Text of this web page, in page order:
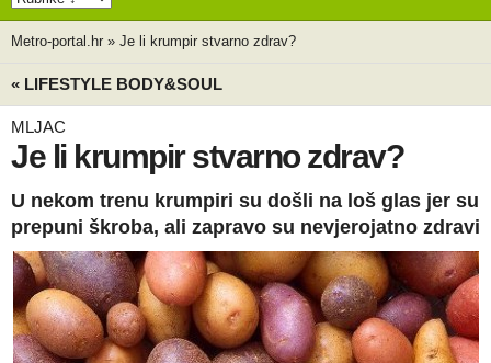
Metro-portal.hr » Je li krumpir stvarno zdrav?
« LIFESTYLE BODY&SOUL
MLJAC
Je li krumpir stvarno zdrav?
U nekom trenu krumpiri su došli na loš glas jer su
prepuni škroba, ali zapravo su nevjerojatno zdravi